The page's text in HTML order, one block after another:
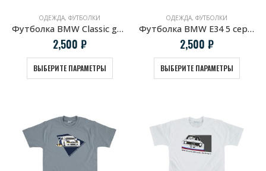
ОДЕЖДА, ФУТБОЛКИ
Футболка BMW Classic grilles
2,500 ₽
ВЫБЕРИТЕ ПАРАМЕТРЫ
ОДЕЖДА, ФУТБОЛКИ
Футболка BMW E34 5 серия Профиль
2,500 ₽
ВЫБЕРИТЕ ПАРАМЕТРЫ